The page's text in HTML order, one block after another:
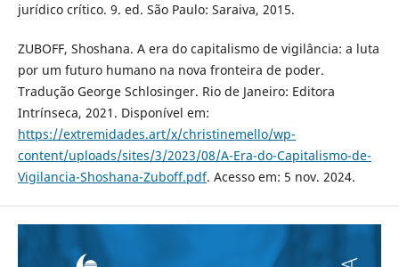
jurídico crítico. 9. ed. São Paulo: Saraiva, 2015.
ZUBOFF, Shoshana. A era do capitalismo de vigilância: a luta
por um futuro humano na nova fronteira de poder.
Tradução George Schlosinger. Rio de Janeiro: Editora
Intrínseca, 2021. Disponível em:
https://extremidades.art/x/christinemello/wp-
content/uploads/sites/3/2023/08/A-Era-do-Capitalismo-de-
Vigilancia-Shoshana-Zuboff.pdf. Acesso em: 5 nov. 2024.